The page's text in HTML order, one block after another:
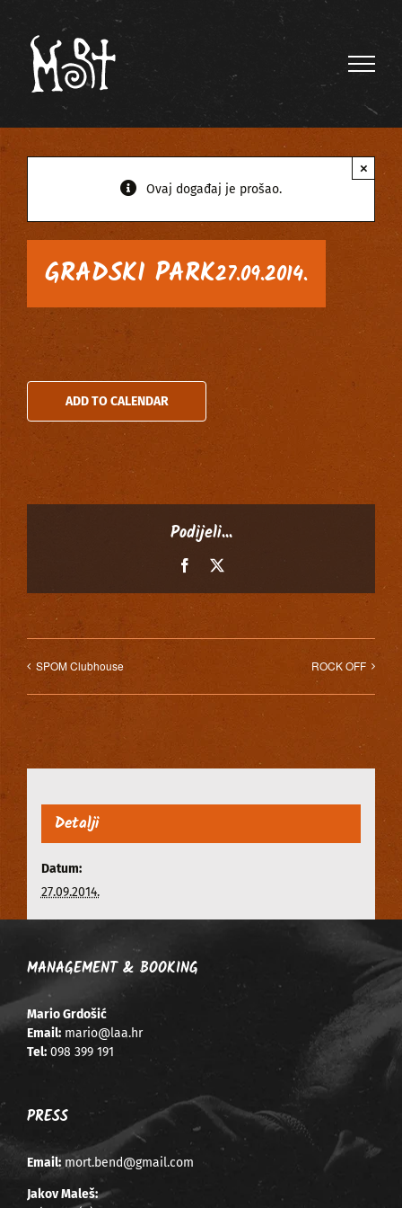
content
Ovaj događaj je prošao.
×
GRADSKI PARK27.09.2014.
ADD TO CALENDAR
Podijeli...
Facebook
SPOM Clubhouse ROCK OFF
Detalji
Datum:
27.09.2014.
MANAGEMENT & BOOKING
Mario Grdošić
Email: mario@laa.hr
Tel: 098 399 191
PRESS
Email: mort.bend@gmail.com
Jakov Maleš: